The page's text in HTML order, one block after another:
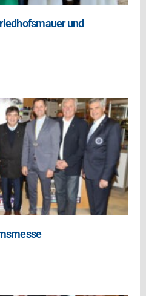
und